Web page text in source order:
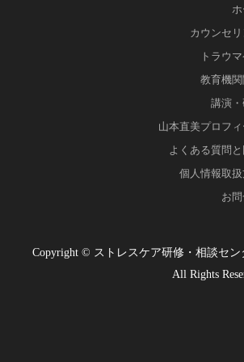
ホ
カウンセ
トラウ
教育機関
講演
山本直美プロフ
よくある質問
個人情報取
お
Copyright © ストレスケア研修・相談セン
All Rights